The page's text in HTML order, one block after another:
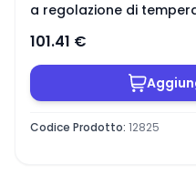
a regolazione di
101.41 €
Codice Prodotto: 12825